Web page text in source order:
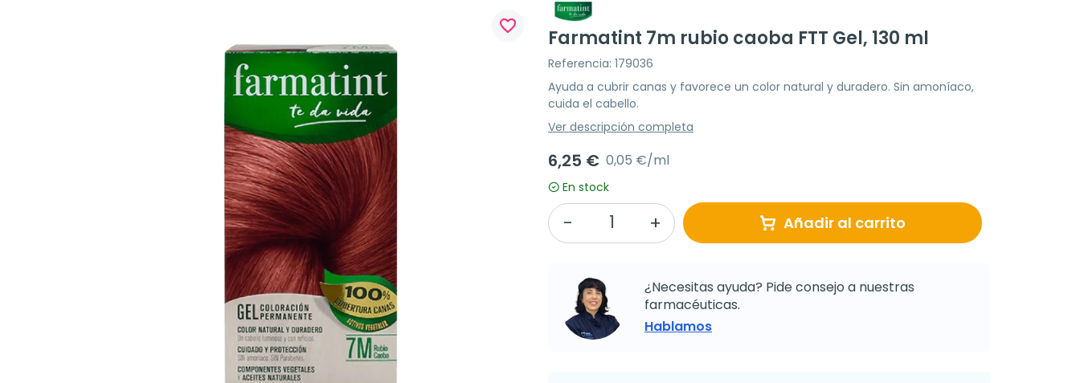
favorite_border
Farmatint 7m rubio caoba FTT Gel, 130 ml
Referencia: 179036
Ayuda a cubrir canas y favorece un color natural y duradero. Sin amoníaco,
cuida el cabello.
Ver descripción completa
6,25 € 0,05 €/ml
En stock
Añadir al carrito
¿Necesitas ayuda? Pide consejo a nuestras
farmacéuticas.
Hablamos